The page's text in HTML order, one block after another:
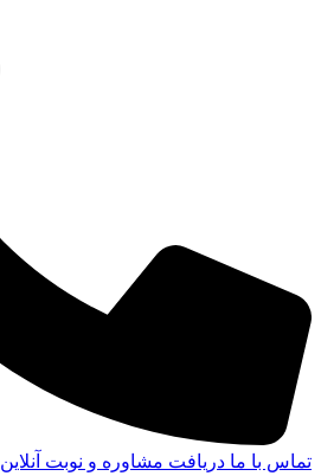
تماس با ما دریافت مشاوره و نوبت آنلاین